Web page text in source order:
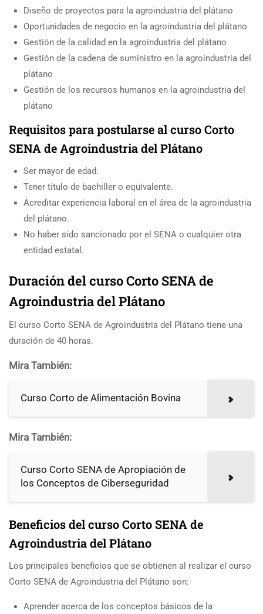
Diseño de proyectos para la agroindustria del plátano
Oportunidades de negocio en la agroindustria del plátano
Gestión de la calidad en la agroindustria del plátano
Gestión de la cadena de suministro en la agroindustria del
plátano
Gestión de los recursos humanos en la agroindustria del
plátano
Requisitos para postularse al curso Corto
SENA de Agroindustria del Plátano
Ser mayor de edad.
Tener título de bachiller o equivalente.
Acreditar experiencia laboral en el área de la agroindustria
del plátano.
No haber sido sancionado por el SENA o cualquier otra
entidad estatal.
Duración del curso Corto SENA de
Agroindustria del Plátano
El curso Corto SENA de Agroindustria del Plátano tiene una
duración de 40 horas.
Mira También:
Curso Corto de Alimentación Bovina
Mira También:
Curso Corto SENA de Apropiación de
los Conceptos de Ciberseguridad
Beneficios del curso Corto SENA de
Agroindustria del Plátano
Los principales beneficios que se obtienen al realizar el curso
Corto SENA de Agroindustria del Plátano son:
Aprender acerca de los conceptos básicos de la